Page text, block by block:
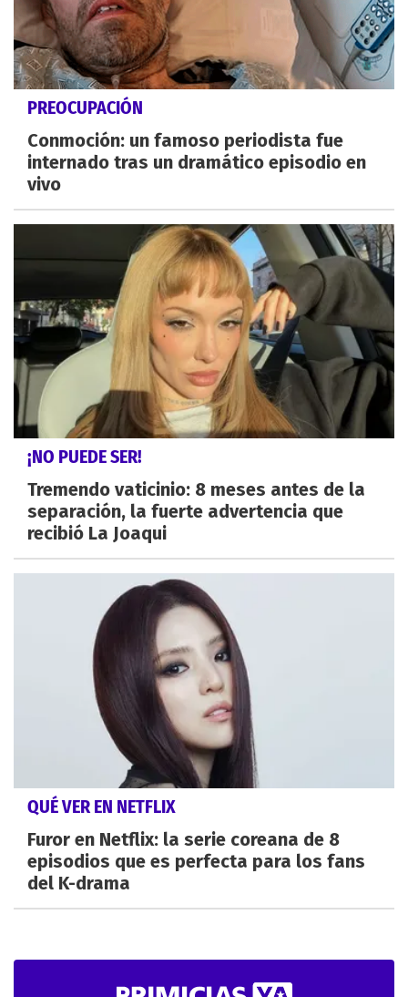
PREOCUPACIÓN
Conmoción: un famoso periodista fue
internado tras un dramático episodio en
vivo
¡NO PUEDE SER!
Tremendo vaticinio: 8 meses antes de la
separación, la fuerte advertencia que
recibió La Joaqui
QUÉ VER EN NETFLIX
Furor en Netflix: la serie coreana de 8
episodios que es perfecta para los fans
del K-drama